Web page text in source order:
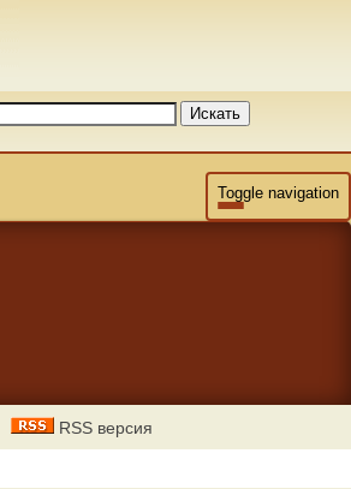
Искать
Toggle navigation
RSS версия